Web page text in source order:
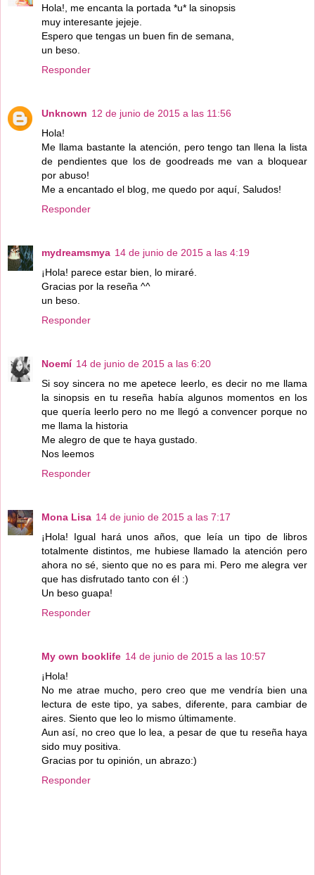
Hola!, me encanta la portada *u* la sinopsis
muy interesante jejeje.
Espero que tengas un buen fin de semana,
un beso.
Responder
Unknown 12 de junio de 2015 a las 11:56
Hola!
Me llama bastante la atención, pero tengo tan llena la lista
de pendientes que los de goodreads me van a bloquear
por abuso!
Me a encantado el blog, me quedo por aquí, Saludos!
Responder
mydreamsmya 14 de junio de 2015 a las 4:19
¡Hola! parece estar bien, lo miraré.
Gracias por la reseña ^^
un beso.
Responder
Noemí 14 de junio de 2015 a las 6:20
Si soy sincera no me apetece leerlo, es decir no me llama
la sinopsis en tu reseña había algunos momentos en los
que quería leerlo pero no me llegó a convencer porque no
me llama la historia
Me alegro de que te haya gustado.
Nos leemos
Responder
Mona Lisa 14 de junio de 2015 a las 7:17
¡Hola! Igual hará unos años, que leía un tipo de libros
totalmente distintos, me hubiese llamado la atención pero
ahora no sé, siento que no es para mi. Pero me alegra ver
que has disfrutado tanto con él :)
Un beso guapa!
Responder
My own booklife 14 de junio de 2015 a las 10:57
¡Hola!
No me atrae mucho, pero creo que me vendría bien una
lectura de este tipo, ya sabes, diferente, para cambiar de
aires. Siento que leo lo mismo últimamente.
Aun así, no creo que lo lea, a pesar de que tu reseña haya
sido muy positiva.
Gracias por tu opinión, un abrazo:)
Responder